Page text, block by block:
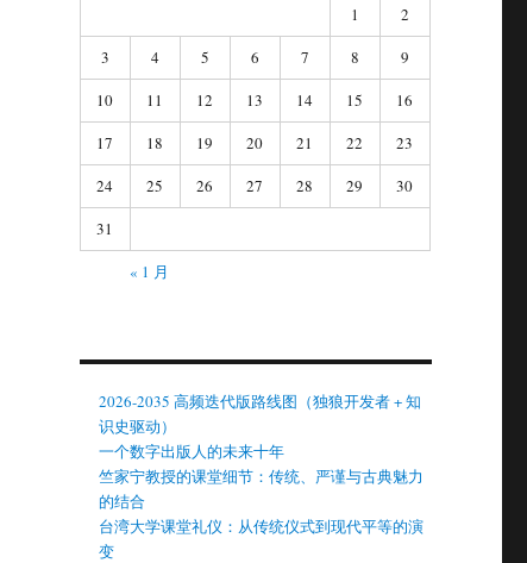
1
2
3
4 5 6 7 8
9
10
11 12 13 14 15
16
17
18 19 20 21 22
23
24
25 26 27 28 29
30
31
« 1 月
2026-2035 高频迭代版路线图（独狼开发者 + 知
识史驱动）
一个数字出版人的未来十年
竺家宁教授的课堂细节：传统、严谨与古典魅力
的结合
台湾大学课堂礼仪：从传统仪式到现代平等的演
变